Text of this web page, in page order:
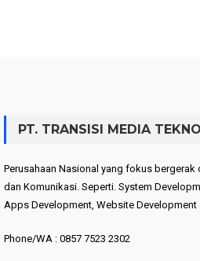
PT. TRANSISI MEDIA
Perusahaan Nasional yang fokus
dan Komunikasi. Seperti. System
Apps Development, Website Development
Phone/WA : 0857 7523 2302